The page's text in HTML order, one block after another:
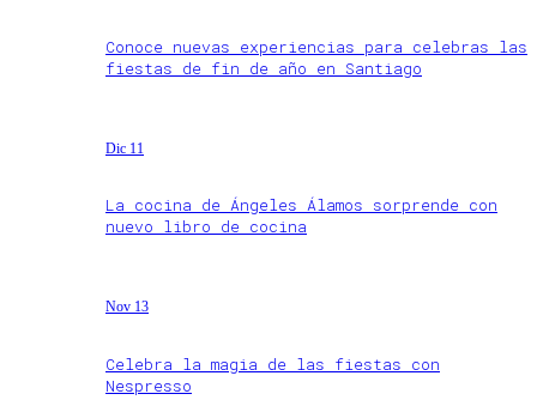
Conoce nuevas experiencias para celebras las
fiestas de fin de año en Santiago
Dic 11
La cocina de Ángeles Álamos sorprende con
nuevo libro de cocina
Nov 13
Celebra la magia de las fiestas con
Nespresso